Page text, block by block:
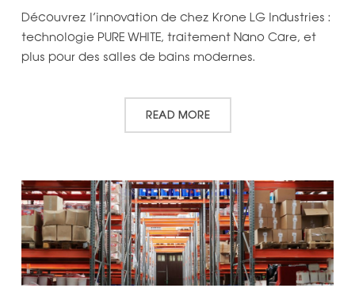
Découvrez l’innovation de chez Krone LG Industries :
technologie PURE WHITE, traitement Nano Care, et
plus pour des salles de bains modernes.
READ MORE